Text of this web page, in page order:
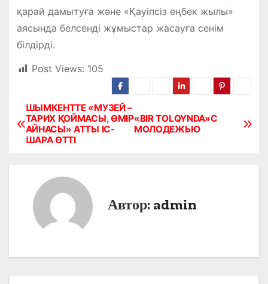
қарай дамытуға және «Қауіпсіз еңбек жылы»
аясында белсенді жұмыстар жасауға сенім
білдірді.
Post Views: 105
Н
ц
«BIR TOLQYNDA»С
МОЛОДЕЖЬЮ
ШЫМКЕНТТЕ «МУЗЕЙ –
ТАРИХ ҚОЙМАСЫ, ӨМІР
АЙНАСЫ» АТТЫ ІС-
ШАРА ӨТТІ
Автор: admin